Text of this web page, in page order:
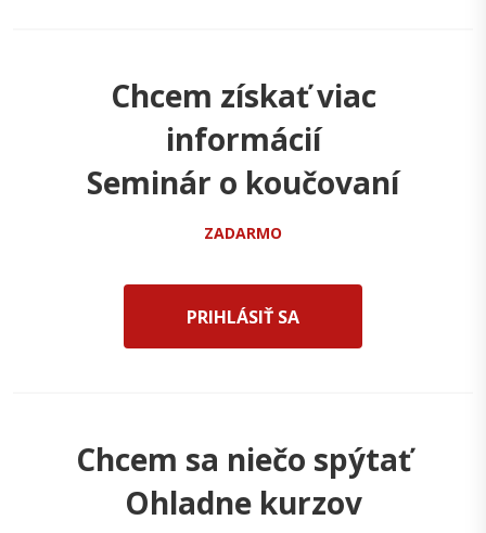
Chcem získať viac
informácií
Seminár o koučovaní
ZADARMO
PRIHLÁSIŤ SA
Chcem sa niečo spýtať
Ohladne kurzov